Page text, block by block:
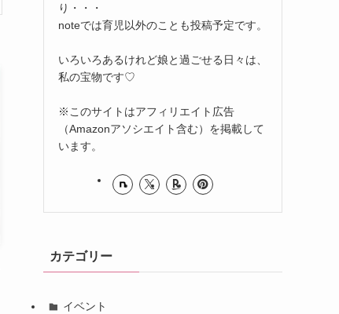
り・・・
noteでは育児以外のことも投稿予定です。
いろいろあるけれど娘と過ごせる日々は、
私の宝物です♡
※このサイトはアフィリエイト広告
（Amazonアソシエイト含む）を掲載して
います。
カテゴリー
イベント